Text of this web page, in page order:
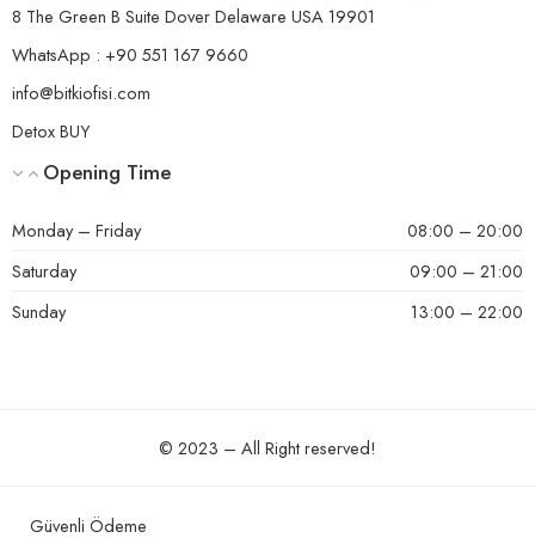
8 The Green B Suite Dover Delaware USA 19901
WhatsApp : +90 551 167 9660
info@bitkiofisi.com
Detox BUY
Opening Time
Monday – Friday
08:00 – 20:00
Saturday
09:00 – 21:00
Sunday
13:00 – 22:00
© 2023 – All Right reserved!
Güvenli Ödeme